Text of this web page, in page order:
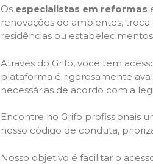
Os especialistas em reformas
renovações de ambientes,
residências ou
Através do Grifo, você tem
plataforma é rigorosamente
necessárias de acordo com a
Encontre no Grifo profissionais
nosso código de conduta,
Nosso objetivo é facilitar o